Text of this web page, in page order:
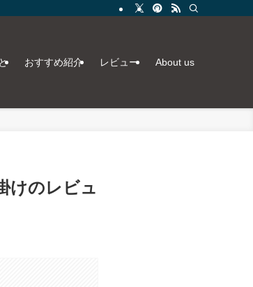
おすすめ紹介 レビュー About us
けのレビュ